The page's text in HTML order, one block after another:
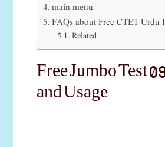
main menu
FAQs about Free CTET Urdu
Related
Free Jumbo Test
and Usage